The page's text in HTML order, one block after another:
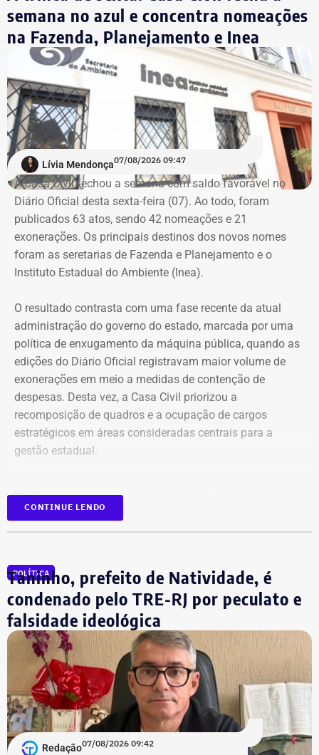
A prefeitura do Rio também anunciou a medida de
suspender as aulas na rede pública municipal. A cidade
entrou em Estágio 2 às 19h05 de quinta-feira (06).
Inmet emite alertas para todo o
estado do Rio
O Instituto Nacional de Meteorologia (Inmet) emitiu
avisos de vendaval para o estado do Rio entre quinta-
feira (06) e sábado (08).
Durante o período, o estado está sob aviso amarelo, de
perigo potencial, com previsão de ventos entre 40 km/h e
Já para esta sexta, o Inmet emitiu um aviso laranja para
ventos costeiros em áreas do litoral fluminense, incluindo
as regiões das Baixadas Litorâneas e do Norte
Fluminense.
O alerta vale durante todo o dia e indica que a
intensificação dos ventos pode provocar movimentação
de dunas sobre construções na orla. Entre os municípios
semana no azul e concentra nomeações
na Fazenda, Planejamento e Inea
Lívia Mendonça07/08/2026 09:47
A Casa Civil fechou a semana com saldo favorável no
Diário Oficial desta sexta-feira (07). Ao todo, foram
publicados 63 atos, sendo 42 nomeações e 21
exonerações. Os principais destinos dos novos nomes
foram as seretarias de Fazenda e Planejamento e o
Instituto Estadual do Ambiente (Inea).
O resultado contrasta com uma fase recente da atual
administração do governo do estado, marcada por uma
política de enxugamento da máquina pública, quando as
edições do Diário Oficial registravam maior volume de
exonerações em meio a medidas de contenção de
despesas. Desta vez, a Casa Civil priorizou a
recomposição de quadros e a ocupação de cargos
estratégicos em áreas consideradas centrais para a
gestão estadual.
Três casas, o mesmo destino
O principal destaque desta manhã teve destino definido:
que concentraram a maior parte das nomeações.
Campeã absoluta do dia, a Secretaria de Estado de
Planejamento e Gestão recebeu 11 nomeações e 3
exonerações. O reforço abrange desde funções
operacionais de assistente até postos estratégicos de
assessor e coordenador.
Na Secretaria de Estado de Fazenda, foram publicadas 8
nomeações contra apenas 1 exoneração. A
movimentação na pasta foi impulsionada pela aplicação
CONTINUE LENDO
POLÍTICA
Taninho, prefeito de Natividade, é
condenado pelo TRE-RJ por peculato e
falsidade ideológica
Redação07/08/2026 09:42